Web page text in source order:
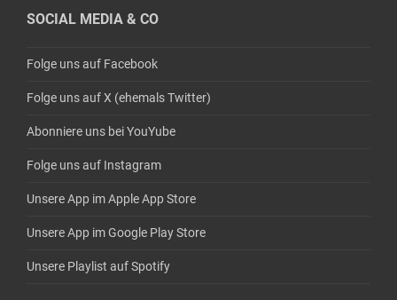
SOCIAL MEDIA & CO
Folge uns auf Facebook
Folge uns auf X (ehemals Twitter)
Abonniere uns bei YouYube
Folge uns auf Instagram
Unsere App im Apple App Store
Unsere App im Google Play Store
Unsere Playlist auf Spotify